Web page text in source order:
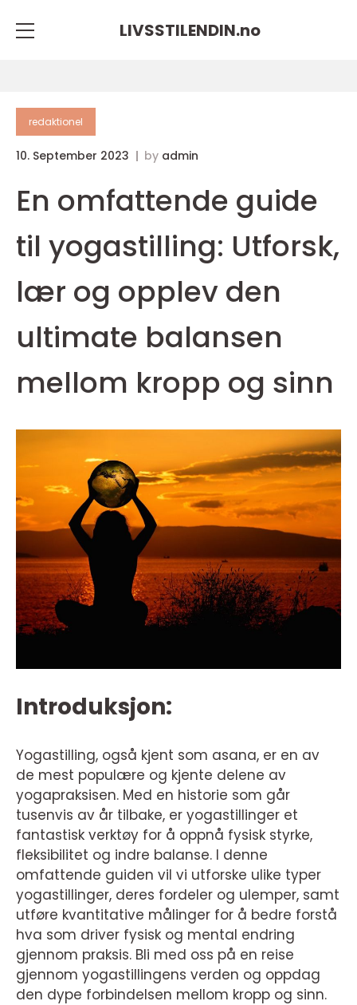
LIVSSTILENDIN.no
redaktionel
10. September 2023 by admin
En omfattende guide
til yogastilling: Utforsk,
lær og opplev den
ultimate balansen
mellom kropp og sinn
Introduksjon:
Yogastilling, også kjent som asana, er en av
de mest populære og kjente delene av
yogapraksisen. Med en historie som går
tusenvis av år tilbake, er yogastillinger et
fantastisk verktøy for å oppnå fysisk styrke,
fleksibilitet og indre balanse. I denne
omfattende guiden vil vi utforske ulike typer
yogastillinger, deres fordeler og ulemper, samt
utføre kvantitative målinger for å bedre forstå
hva som driver fysisk og mental endring
gjennom praksis. Bli med oss på en reise
gjennom yogastillingens verden og oppdag
den dype forbindelsen mellom kropp og sinn.